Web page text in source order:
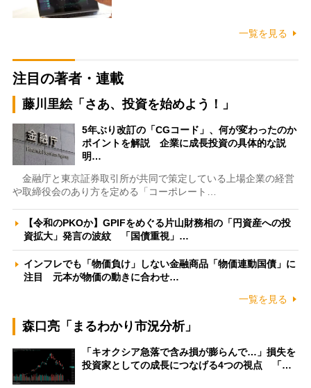
一覧を見る
注目の著者・連載
藤川里絵「さあ、投資を始めよう！」
5年ぶり改訂の「CGコード」、何が変わったのか
ポイントを解説 企業に成長投資の具体的な説
明…
金融庁と東京証券取引所が共同で策定している上場企業の経営
や取締役会のあり方を定める「コーポレート…
【令和のPKOか】GPIFをめぐる片山財務相の「円資産への投
資拡大」発言の波紋 「国債重視」…
インフレでも「物価負け」しない金融商品「物価連動国債」に
注目 元本が物価の動きに合わせ…
一覧を見る
森口亮「まるわかり市況分析」
「キオクシア急落で含み損が膨らんで…」損失を
投資家としての成長につなげる4つの視点 「…